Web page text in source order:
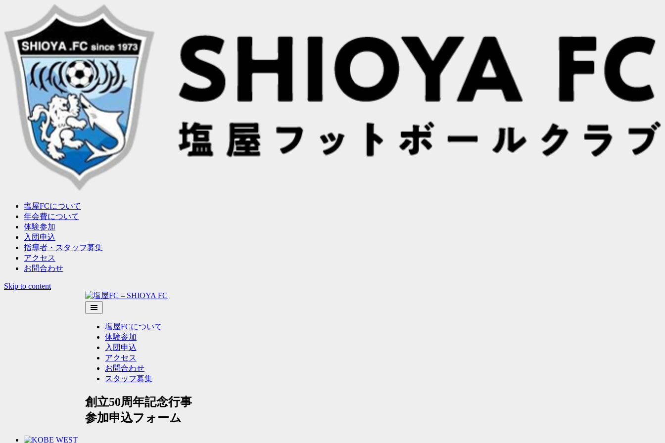
塩屋FCについて
年会費について
体験参加
入団申込
指導者・スタッフ募集
アクセス
お問合わせ
Skip to content
塩屋FCについて
体験参加
入団申込
アクセス
お問合わせ
スタッフ募集
創立50周年記念行事
参加申込フォーム